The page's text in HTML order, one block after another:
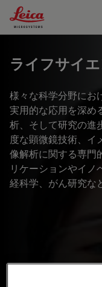
Leica Microsystems
ライフサイ
様々な科学分野にお
実用的な応用を深め
析、そして研究の進
度な顕微鏡技術、イ
像解析に関する専門
リケーションやイノ
経科学、がん研究な